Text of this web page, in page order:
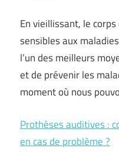
En vieillissant, le
sensibles aux
l’un des meilleurs
et de prévenir les
moment où nous
Prothèses auditives :
en cas de problème ?